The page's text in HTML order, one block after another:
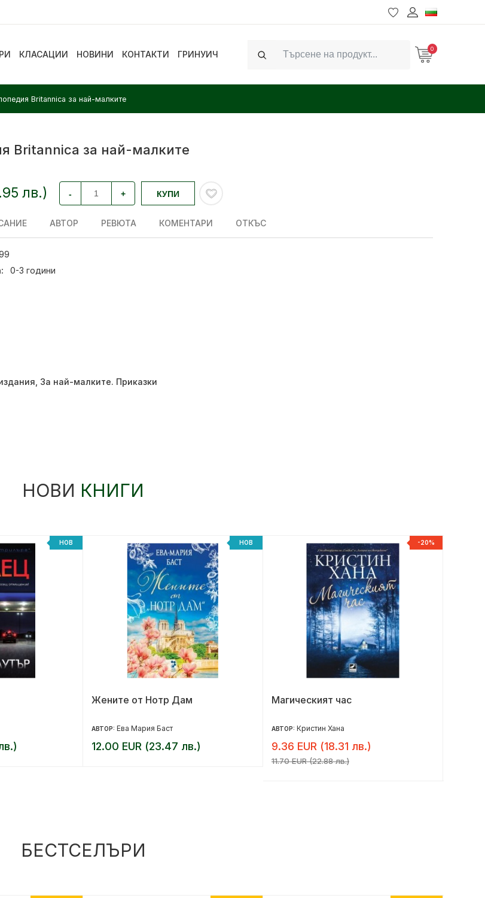
КЛАСАЦИИ НОВИНИ КОНТАКТИ ГРИНУИЧ
Search
0
Britannica за най-малките
Britannica за най-малките
лв.) - + КУПИ
АВТОР РЕВЮТА КОМЕНТАРИ ОТКЪС
0-3 години
За най-малките. Приказки
НОВИ КНИГИ
НОВ НОВ
Жените от Нотр Дам
АВТОР: Ева Мария Баст
12.00 EUR (23.47 лв.)
-20%
Магическият час
АВТОР: Кристин Хана
9.36 EUR (18.31 лв.)
11.70 EUR (22.88 лв.)
БЕСТСЕЛЪРИ